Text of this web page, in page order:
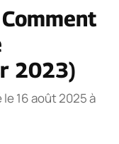
2023)
le 16 août 2025 à